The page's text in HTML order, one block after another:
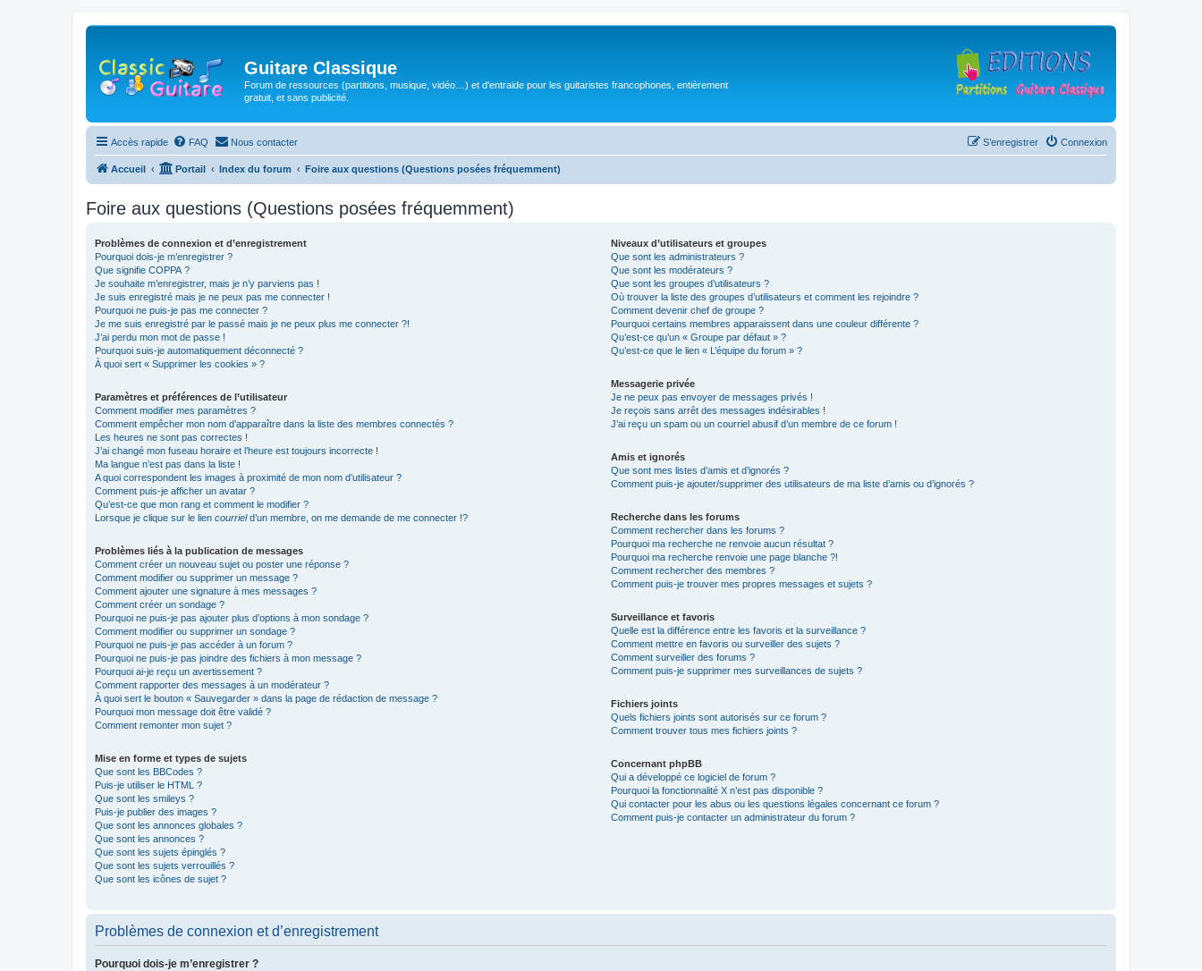
Guitare Classique
Forum de ressources (partitions, musique, vidéo…) et d'entraide pour les guitaristes francophones, entièrement
gratuit, et sans publicité.
Accès rapide FAQ Nous contacter Connexion
S’enregistrer
Accueil Portail Index du forum Foire aux questions (Questions posées fréquemment)
Foire aux questions (Questions posées fréquemment)
Problèmes de connexion et d’enregistrement
Pourquoi dois-je m’enregistrer ?
Que signifie COPPA ?
Je souhaite m’enregistrer, mais je n’y parviens pas !
Je suis enregistré mais je ne peux pas me connecter !
Pourquoi ne puis-je pas me connecter ?
Je me suis enregistré par le passé mais je ne peux plus me connecter ?!
J’ai perdu mon mot de passe !
Pourquoi suis-je automatiquement déconnecté ?
À quoi sert « Supprimer les cookies » ?
Paramètres et préférences de l’utilisateur
Comment modifier mes paramètres ?
Comment empêcher mon nom d’apparaître dans la liste des membres connectés ?
Les heures ne sont pas correctes !
J’ai changé mon fuseau horaire et l’heure est toujours incorrecte !
Ma langue n’est pas dans la liste !
A quoi correspondent les images à proximité de mon nom d’utilisateur ?
Comment puis-je afficher un avatar ?
Qu’est-ce que mon rang et comment le modifier ?
Lorsque je clique sur le lien courrield’un membre, on me demande de me connecter !?
Problèmes liés à la publication de messages
Comment créer un nouveau sujet ou poster une réponse ?
Comment modifier ou supprimer un message ?
Comment ajouter une signature à mes messages ?
Comment créer un sondage ?
Pourquoi ne puis-je pas ajouter plus d’options à mon sondage ?
Comment modifier ou supprimer un sondage ?
Pourquoi ne puis-je pas accéder à un forum ?
Pourquoi ne puis-je pas joindre des fichiers à mon message ?
Pourquoi ai-je reçu un avertissement ?
Comment rapporter des messages à un modérateur ?
À quoi sert le bouton « Sauvegarder » dans la page de rédaction de message ?
Pourquoi mon message doit être validé ?
Comment remonter mon sujet ?
Mise en forme et types de sujets
Que sont les BBCodes ?
Puis-je utiliser le HTML ?
Que sont les smileys ?
Puis-je publier des images ?
Que sont les annonces globales ?
Que sont les annonces ?
Que sont les sujets épinglés ?
Que sont les sujets verrouillés ?
Que sont les icônes de sujet ?
Niveaux d’utilisateurs et groupes
Que sont les administrateurs ?
Que sont les modérateurs ?
Que sont les groupes d’utilisateurs ?
Où trouver la liste des groupes d’utilisateurs et comment les rejoindre ?
Comment devenir chef de groupe ?
Pourquoi certains membres apparaissent dans une couleur différente ?
Qu’est-ce qu’un « Groupe par défaut » ?
Qu’est-ce que le lien « L’équipe du forum » ?
Messagerie privée
Je ne peux pas envoyer de messages privés !
Je reçois sans arrêt des messages indésirables !
J’ai reçu un spam ou un courriel abusif d’un membre de ce forum !
Amis et ignorés
Que sont mes listes d’amis et d’ignorés ?
Comment puis-je ajouter/supprimer des utilisateurs de ma liste d’amis ou d’ignorés ?
Recherche dans les forums
Comment rechercher dans les forums ?
Pourquoi ma recherche ne renvoie aucun résultat ?
Pourquoi ma recherche renvoie une page blanche ?!
Comment rechercher des membres ?
Comment puis-je trouver mes propres messages et sujets ?
Surveillance et favoris
Quelle est la différence entre les favoris et la surveillance ?
Comment mettre en favoris ou surveiller des sujets ?
Comment surveiller des forums ?
Comment puis-je supprimer mes surveillances de sujets ?
Fichiers joints
Quels fichiers joints sont autorisés sur ce forum ?
Comment trouver tous mes fichiers joints ?
Concernant phpBB
Qui a développé ce logiciel de forum ?
Pourquoi la fonctionnalité X n’est pas disponible ?
Qui contacter pour les abus ou les questions légales concernant ce forum ?
Comment puis-je contacter un administrateur du forum ?
Problèmes de connexion et d’enregistrement
Pourquoi dois-je m’enregistrer ?